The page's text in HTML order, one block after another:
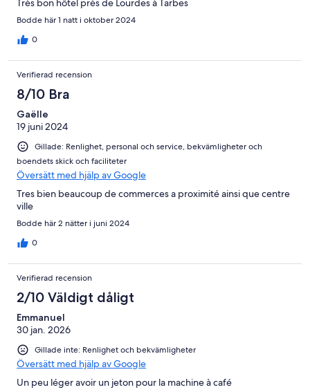
Très bon hôtel près de Lourdes à Tarbes
Bodde här 1 natt i oktober 2024
0
Verifierad recension
8/10 Bra
Gaëlle
19 juni 2024
Gillade: Renlighet, personal och service, bekvämligheter och
boendets skick och faciliteter
Översätt med hjälp av Google
Tres bien beaucoup de commerces a proximité ainsi que centre
ville
Bodde här 2 nätter i juni 2024
0
Verifierad recension
2/10 Väldigt dåligt
Emmanuel
30 jan. 2026
Gillade inte: Renlighet och bekvämligheter
Översätt med hjälp av Google
Un peu léger avoir un jeton pour la machine à café